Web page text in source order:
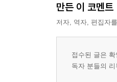
만든 이 코멘트
저자, 역자, 편집자
접수된 글은
독자 분들의